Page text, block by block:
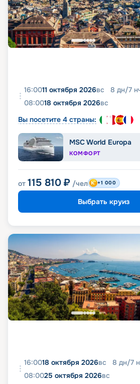
16:0011 октября 2026вс 8 дн/7
08:0018 октября 2026вс
Вы посетите 4 страны:
MSC World Europa
КОМФОРТ
от 115 810 ₽ /чел +1 000
Выбрать круиз
16:0018 октября 2026вс 8 дн/7
08:0025 октября 2026вс